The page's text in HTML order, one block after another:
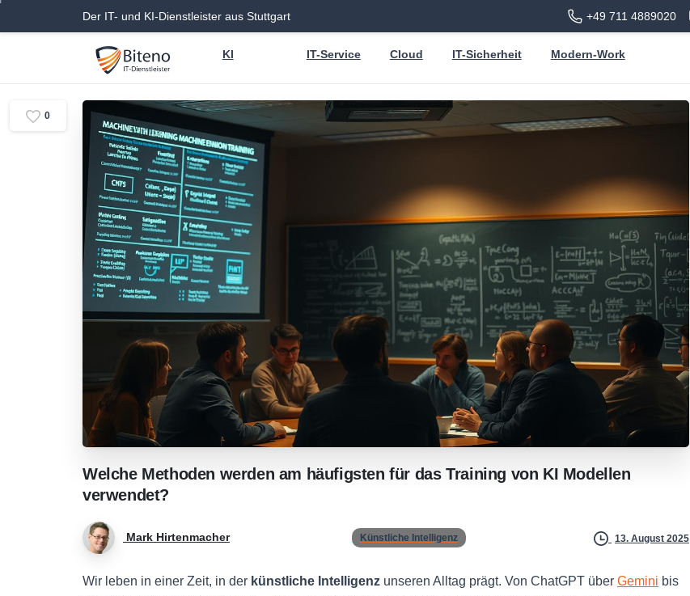
Der IT- und KI-Dienstleister aus Stuttgart +49 711 4889020
KI IT-Service Cloud IT-Sicherheit Modern-Work
Welche Methoden werden am häufigsten für das Training von KI Modellen
verwendet?
Mark Hirtenmacher Künstliche Intelligenz 13. August 2025
Wir leben in einer Zeit, in der künstliche Intelligenz unseren Alltag prägt. Von ChatGPT über Gemini bis
0